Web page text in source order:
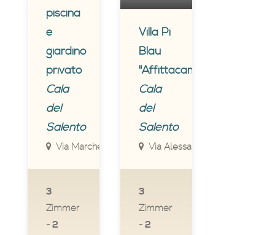
piscina
e
giardino
privato
Cala
del
Salento
Via Marche, Torre Lapillo, Le, Italia
3
Zimmer
- 2
Villa Pi
Blau
"Affittacamere"
Cala
del
Salento
Via Alessano & Sp340, Torre
3
Zimmer
- 2